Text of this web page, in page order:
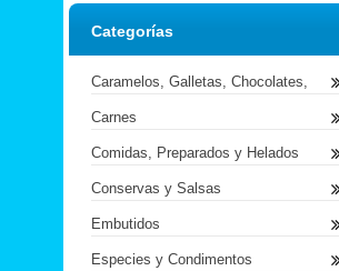
Categorías
Caramelos, Galletas, Chocolates,
Carnes
Comidas, Preparados y Helados
Conservas y Salsas
Embutidos
Especies y Condimentos